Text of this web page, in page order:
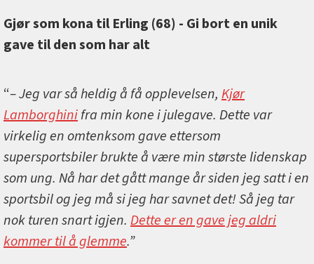
Gjør som kona til Erling (68) - Gi bort en unik
gave til den som har alt
“– Jeg var så heldig å få opplevelsen, Kjør
Lamborghinifra min kone i julegave. Dette var
virkelig en omtenksom gave ettersom
supersportsbiler brukte å være min største lidenskap
som ung. Nå har det gått mange år siden jeg satt i en
sportsbil og jeg må si jeg har savnet det! Så jeg tar
nok turen snart igjen. Dette er en gave jeg aldri
kommer til å glemme.”